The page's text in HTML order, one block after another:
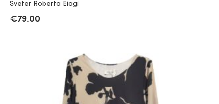
Sveter Roberta Biagi
€79.00